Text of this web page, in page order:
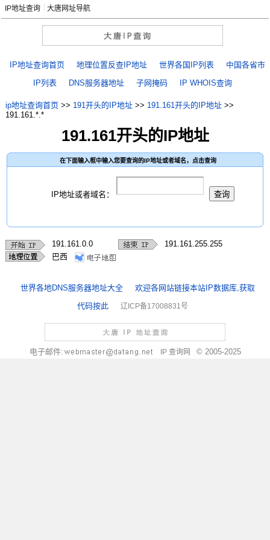
大唐网址导航
IP地址查询
IP地址查询首页 地理位置反查IP地址 世界各国IP列表
中国各省市
IP列表
DNS服务器地址 子网掩码 IP WHOIS查询
ip地址查询首页>> 191开头的IP地址>> 191.161开头的IP地址>>
191.161.*.*
191.161开头的IP地址
在下面输入框中输入您要查询的IP地址或者域名，点击查询
IP地址或者域名：
191.161.0.0
191.161.255.255
巴西
世界各地DNS服务器地址大全
欢迎各网站链接本站IP数据库,获取
代码按此
辽ICP备17008831号
电子邮件: IP 查询网 © 2005-2025